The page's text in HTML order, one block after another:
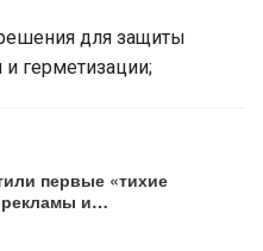
для защиты
и герметизации;
первые «тихие
рекламы и…